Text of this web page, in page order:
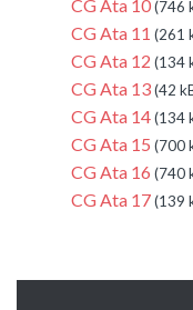
CG Ata 10(746
CG Ata 11 (261
CG Ata 12 (134
CG Ata 13(42
CG Ata 14(134
CG Ata 15 (700
CG Ata 16 (740
CG Ata 17(139